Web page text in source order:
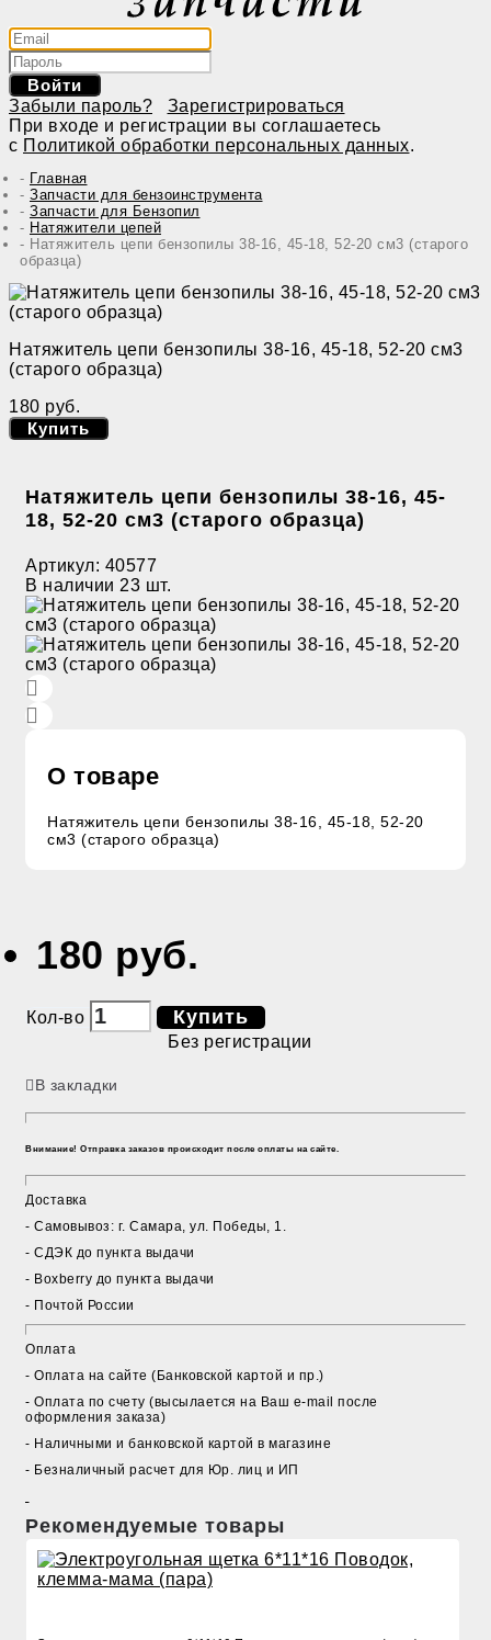
Войти
Забыли пароль?
Зарегистрироваться
При входе и регистрации вы соглашаетесь
с Политикой обработки персональных данных.
Главная
Запчасти для бензоинструмента
Запчасти для Бензопил
Натяжители цепей
Натяжитель цепи бензопилы 38-16, 45-18, 52-20 см3 (старого
образца)
Натяжитель цепи бензопилы 38-16, 45-18, 52-20 см3
(старого образца)
180 руб.
Купить
Натяжитель цепи бензопилы 38-16, 45-
18, 52-20 см3 (старого образца)
Артикул: 40577
В наличии 23 шт.
О товаре
Натяжитель цепи бензопилы 38-16, 45-18, 52-20
см3 (старого образца)
180 руб.
Кол-во Купить
Без регистрации
В закладки
Внимание! Отправка заказов происходит после оплаты на сайте.
Доставка
- Cамовывоз: г. Самара, ул. Победы, 1.
- СДЭК до пункта выдачи
- Boxberry до пункта выдачи
- Почтой России
Оплата
- Оплата на сайте (Банковской картой и пр.)
- Оплата по счету (высылается на Ваш e-mail после
оформления заказа)
- Наличными и банковской картой в магазине
- Безналичный расчет для Юр. лиц и ИП
Рекомендуемые товары